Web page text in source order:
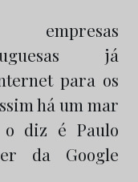
já
para os
há um mar
o diz é Paulo
da Google